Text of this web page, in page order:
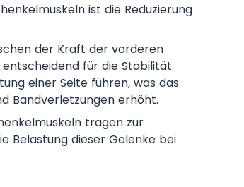
ist die Reduzierung
der Kraft der vorderen
für die Stabilität
einer Seite führen, was das
Bandverletzungen erhöht.
tragen zur
Belastung dieser Gelenke bei